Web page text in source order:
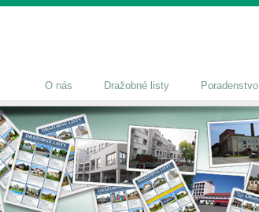
O nás Dražobné listy Poradenstvo